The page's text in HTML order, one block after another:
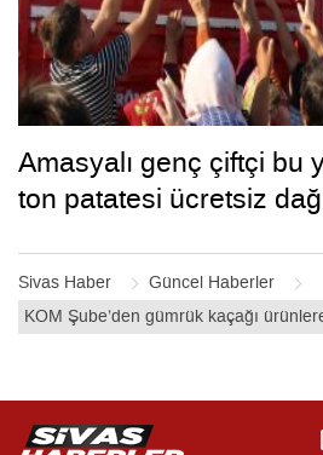
Sivas Haber
Güncel Haberler
KOM Şube’den gümrük kaçağı
Amasyalı genç çiftçi bu
ton patatesi ücretsiz